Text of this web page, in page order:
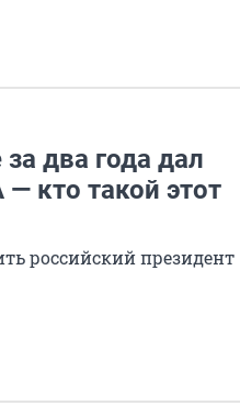
два года дал
кто такой этот
российский президент